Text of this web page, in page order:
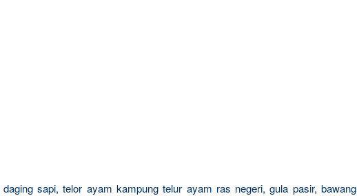
sapi, telor ayam kampung telur ayam ras negeri, gula pasir, bawang